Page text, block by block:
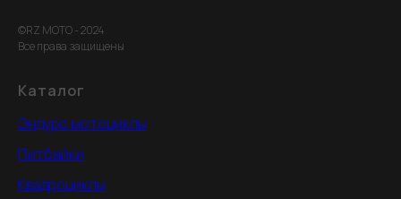
©RZ MOTO - 2024
Все права защищены
Каталог
Эндуро мотоциклы
Питбайки
Квадроциклы